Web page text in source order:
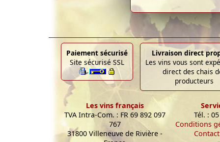
Paiement sécurisé
Site sécurisé SSL
Livraison direct
Les vins vous sont
direct des chais
producteurs
Les vins français
TVA Intra-Com. : FR 69 892 097
767
31800 Villeneuve de Rivière -
Tél. :
Conditions
Contact